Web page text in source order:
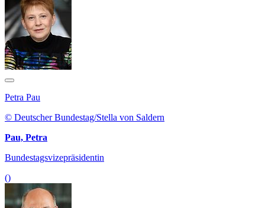
Petra Pau
© Deutscher Bundestag/Stella von Saldern
Pau, Petra
Bundestagsvizepräsidentin
()